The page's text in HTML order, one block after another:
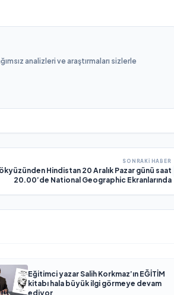
analizleri ve araştırmaları sizlerle
SONRAKI HABER
Hindistan 20 Aralık Pazar günü saat
20.00’de National Geographic Ekranlarında
Eğitimci yazar Salih Korkmaz’ın EĞİTİM
kitabı hala büyük ilgi görmeye devam
ediyor